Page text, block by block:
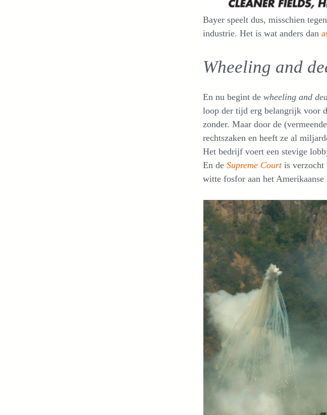
Bayer speelt dus, misschien
industrie. Het is wat anders dan
Wheeling and
En nu begint de wheeling and
loop der tijd erg belangrijk voor
zonder. Maar door de
rechtszaken en heeft ze al
Het bedrijf voert een stevige
En de Supreme Courtis verzocht
witte fosfor aan het